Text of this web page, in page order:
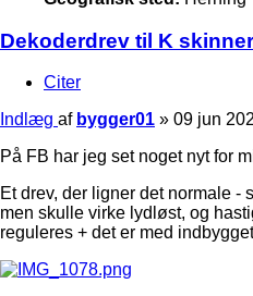
Dekoderdrev til K skinner
Citer
Indlæg af bygger01 » 09 jun
På FB har jeg set noget nyt for
Et drev, der ligner det normale
men skulle virke lydløst, og
reguleres + det er med